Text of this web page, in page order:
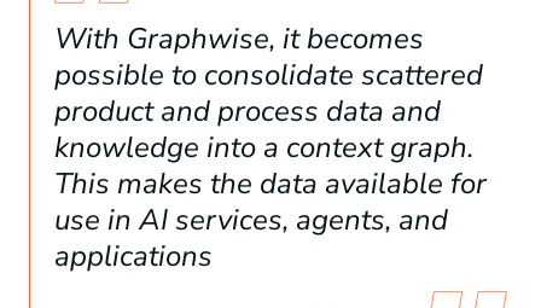
With Graphwise, it becomes
possible to consolidate scattered
product and process data and
knowledge into a context graph.
This makes the data available for
use in AI services, agents, and
applications